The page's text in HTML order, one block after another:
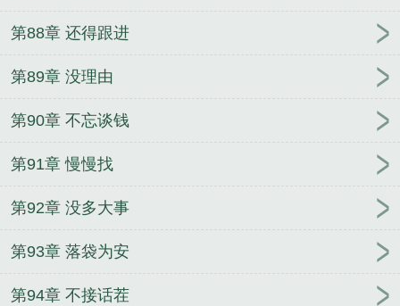
第88章 还得跟进
第89章 没理由
第90章 不忘谈钱
第91章 慢慢找
第92章 没多大事
第93章 落袋为安
第94章 不接话茬